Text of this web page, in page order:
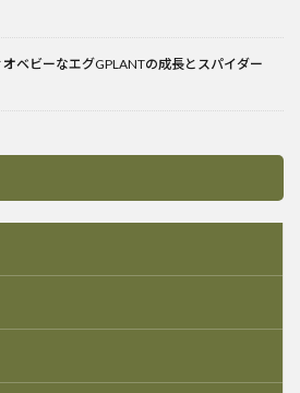
ベビーなエグGPLANTの成長とスパイダー